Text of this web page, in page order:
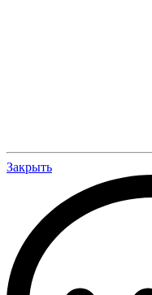
Закрыть